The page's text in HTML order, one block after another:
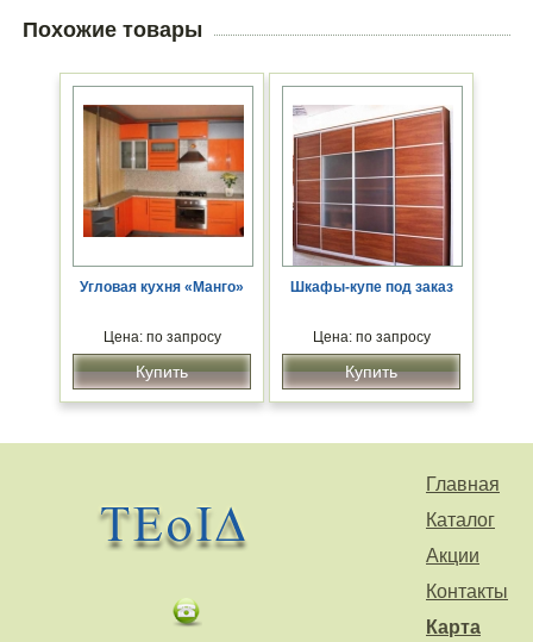
Похожие товары
Угловая кухня «Манго»
Цена: по запросу
Купить
Шкафы-купе под заказ
Цена: по запросу
Купить
Главная
Каталог
Акции
Контакты
Карта